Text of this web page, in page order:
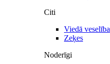
Citi
Viedā veselība
Zeķes
Noderīgi